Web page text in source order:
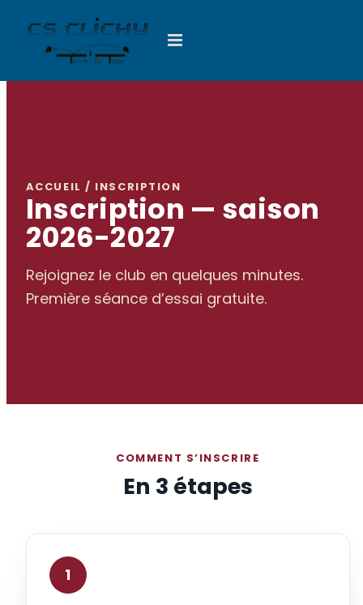
ACCUEIL / INSCRIPTION
Inscription — saison
2026-2027
Rejoignez le club en quelques minutes.
Première séance d’essai gratuite.
COMMENT S’INSCRIRE
En 3 étapes
1